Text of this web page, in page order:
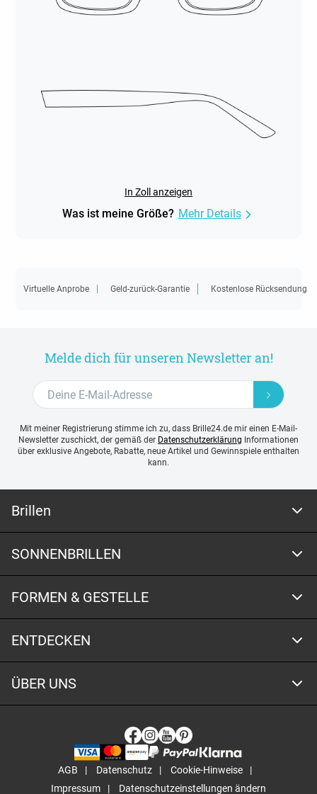
In Zoll anzeigen
Was ist meine Größe? Mehr Details
Virtuelle Anprobe Geld-zurück-Garantie Kostenlose Rücksendung
Melde dich für unseren Newsletter an!
Mit meiner Registrierung stimme ich zu, dass Brille24.de mir einen E-Mail-
Newsletter zuschickt, der gemäß der Datenschutzerklärung Informationen
über exklusive Angebote, Rabatte, neue Artikel und Gewinnspiele enthalten
kann.
Brillen
SONNENBRILLEN
FORMEN & GESTELLE
ENTDECKEN
ÜBER UNS
AGB Datenschutz
Cookie-Hinweise
Impressum
Datenschutzeinstellungen ändern